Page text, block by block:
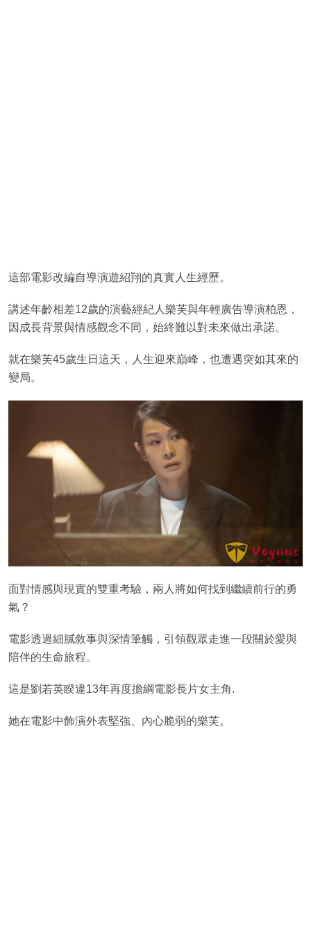
這部電影改編自導演遊紹翔的真實人生經歷。
講述年齡相差12歲的演藝經紀人樂芙與年輕廣告導演柏恩，
因成長背景與情感觀念不同，始終難以對未來做出承諾。
就在樂芙45歲生日這天，人生迎來巔峰，也遭遇突如其來的
變局。
面對情感與現實的雙重考驗，兩人將如何找到繼續前行的勇
氣？
電影透過細膩敘事與深情筆觸，引領觀眾走進一段關於愛與
陪伴的生命旅程。
這是劉若英睽違13年再度擔綱電影長片女主角.
她在電影中飾演外表堅強、內心脆弱的樂芙。